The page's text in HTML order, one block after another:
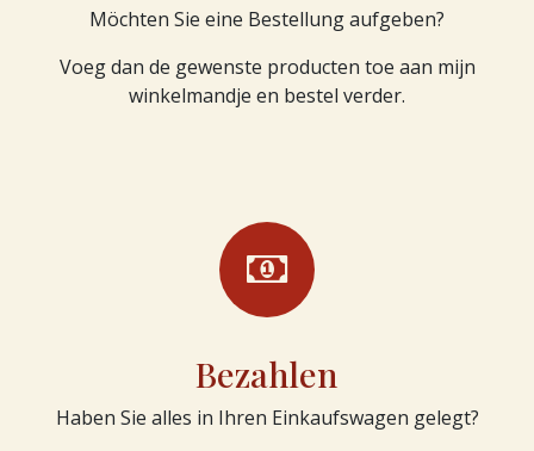
Möchten Sie eine Bestellung aufgeben?
Voeg dan de gewenste producten toe aan mijn
winkelmandje en bestel verder.
Bezahlen
Haben Sie alles in Ihren Einkaufswagen gelegt?